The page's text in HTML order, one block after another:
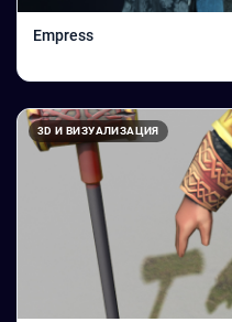
Empress
3D И ВИЗУАЛИЗАЦИЯ